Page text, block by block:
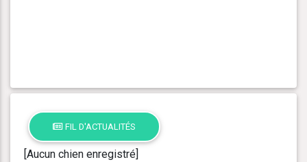
FIL D'ACTUALITÉS
[Aucun chien enregistré]